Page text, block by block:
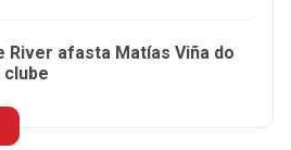
River afasta Matías Viña do